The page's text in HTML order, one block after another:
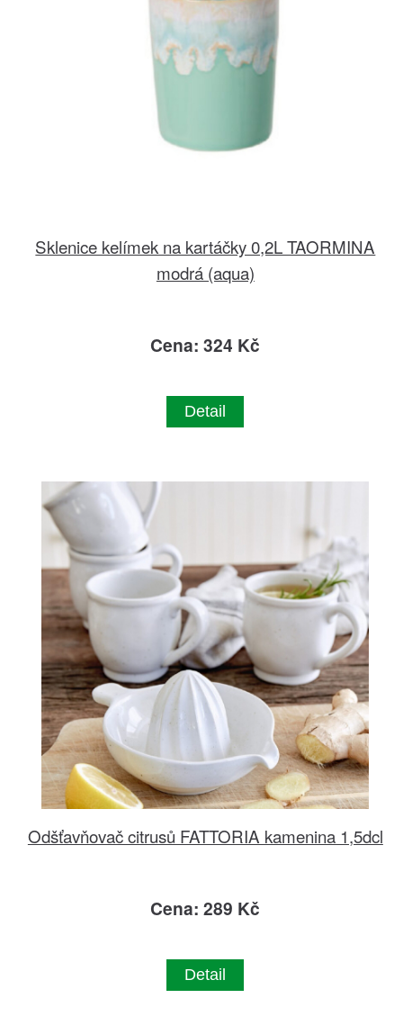
Sklenice kelímek na kartáčky 0,2L TAORMINA
modrá (aqua)
Cena: 324 Kč
Detail
Odšťavňovač citrusů FATTORIA kamenina 1,5dcl
Cena: 289 Kč
Detail